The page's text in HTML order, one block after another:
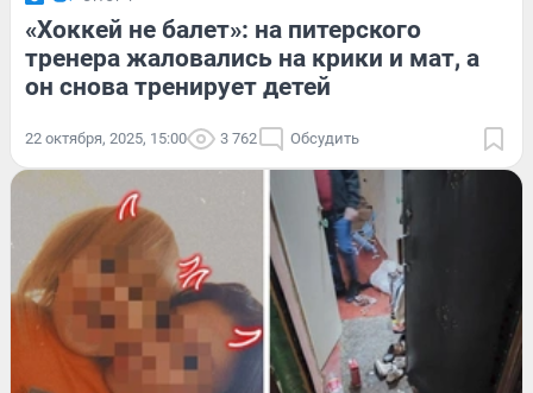
«Хоккей не балет»: на питерского
тренера жаловались на крики и мат, а
он снова тренирует детей
22 октября, 2025, 15:00 3 762 Обсудить